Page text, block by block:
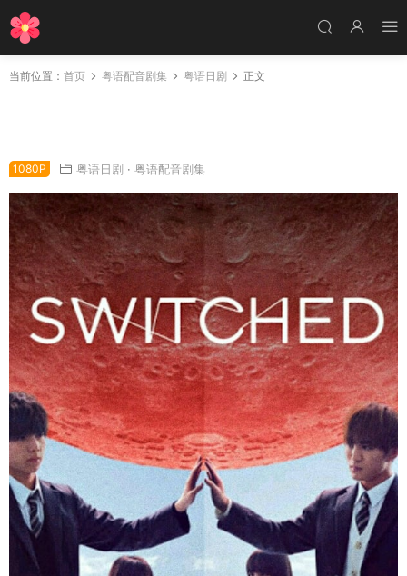
当前位置： 首页 粤语配音剧集 粤语日剧 正文
1080P 粤语日剧 · 粤语配音剧集